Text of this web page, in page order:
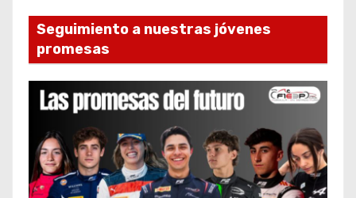
Seguimiento a nuestras jóvenes
promesas